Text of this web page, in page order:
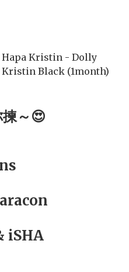
Hapa Kristin - Dolly
Kristin Black (1month)
～😍
iSHA